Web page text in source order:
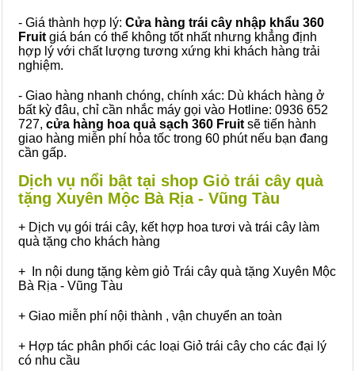
- Giá thành hợp lý: Cửa hàng trái cây nhập khẩu 360
Fruit giá bán có thể không tốt nhất nhưng khẳng định
hợp lý với chất lượng tương xứng khi khách hàng trải
nghiệm.
- Giao hàng nhanh chóng, chính xác: Dù khách hàng ở
bất kỳ đâu, chỉ cần nhắc máy gọi vào Hotline: 0936 652
727, cửa hàng hoa quả sạch 360 Fruit sẽ tiến hành
giao hàng miễn phí hỏa tốc trong 60 phút nếu bạn đang
cần gấp.
Dịch vụ nổi bật tại shop Giỏ trái cây quà
tặng Xuyên Mộc Bà Rịa - Vũng Tàu
+ Dịch vụ gói trái cây, kết hợp hoa tươi và trái cây làm
quà tặng cho khách hàng
+ In nội dung tặng kèm giỏ Trái cây quà tặng Xuyên Mộc
Bà Rịa - Vũng Tàu
+ Giao miễn phí nội thành , vận chuyển an toàn
+ Hợp tác phân phối các loại Giỏ trái cây cho các đại lý
có nhu cầu